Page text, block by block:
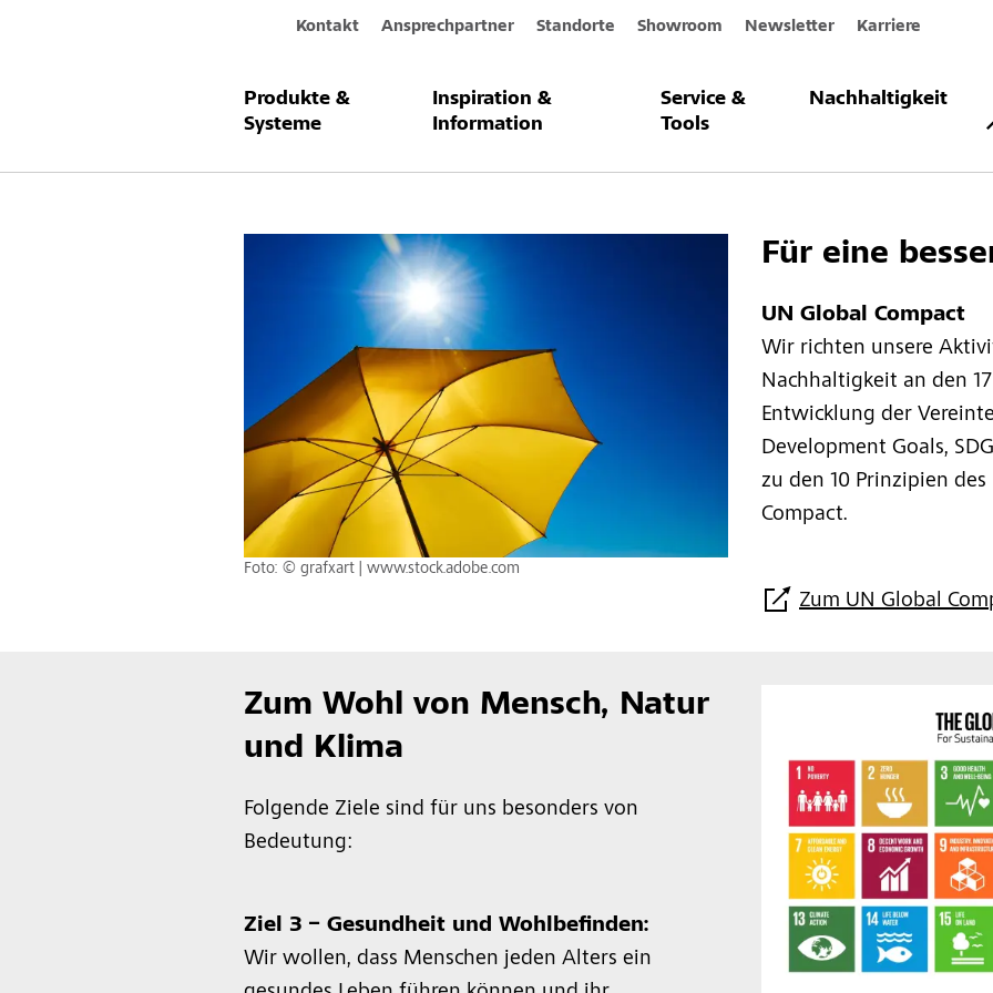
Kontakt Ansprechpartner Standorte Showroom Newsletter Karriere
Produkte &
Systeme
Inspiration &
Information
Service &
Tools
Nachhaltigkeit
Abkommen & Initiativen
Für eine
UN Global Compact
Wir richten unsere
Nachhaltigkeit an den
Entwicklung der
Development Goals,
zu den 10 Prinzipien
Compact.
Zum UN Global
Foto: © grafxart | www.stock.adobe.com
Zum Wohl von Mensch, Natur
und Klima
Folgende Ziele sind für uns besonders von
Bedeutung:
Ziel 3 – Gesundheit und Wohlbefinden:
Wir wollen, dass Menschen jeden Alters ein